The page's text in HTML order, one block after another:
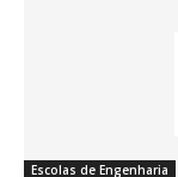
Escolas de Engenharia